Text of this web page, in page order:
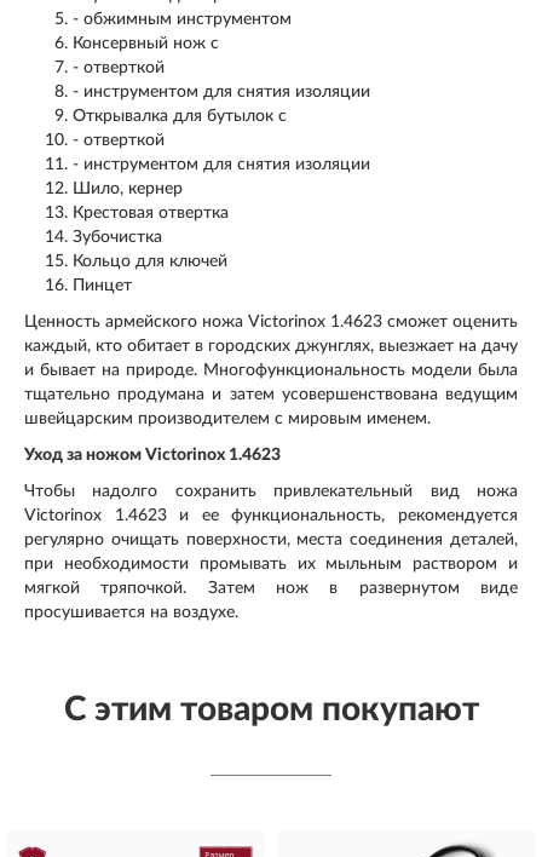
- обжимным инструментом
Консервный нож с
- отверткой
- инструментом для снятия изоляции
Открывалка для бутылок с
- отверткой
- инструментом для снятия изоляции
Шило, кернер
Крестовая отвертка
Зубочистка
Кольцо для ключей
Пинцет
Ценность армейского ножа Victorinox 1.4623 сможет оценить
каждый, кто обитает в городских джунглях, выезжает на дачу
и бывает на природе. Многофункциональность модели была
тщательно продумана и затем усовершенствована ведущим
швейцарским производителем с мировым именем.
Уход за ножом Victorinox 1.4623
Чтобы надолго сохранить привлекательный вид ножа
Victorinox 1.4623 и ее функциональность, рекомендуется
регулярно очищать поверхности, места соединения деталей,
при необходимости промывать их мыльным раствором и
мягкой тряпочкой. Затем нож в развернутом виде
просушивается на воздухе.
С этим товаром покупают